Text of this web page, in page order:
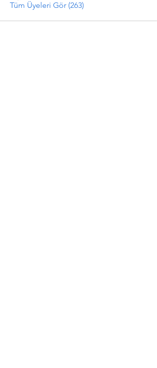
Tüm Üyeleri Gör (263)